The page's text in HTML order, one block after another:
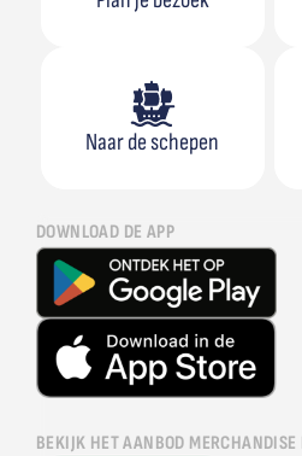
Naar de schepen
DOWNLOAD DE APP
BEKIJK HET AANBOD MERCHANDISE